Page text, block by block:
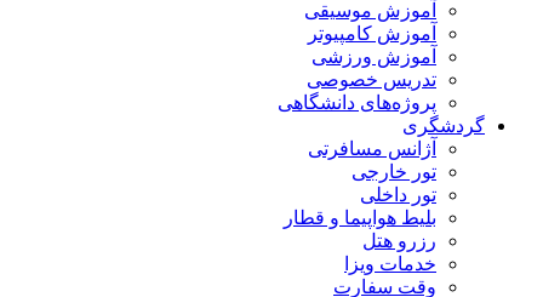
آموزش موسیقی
آموزش کامپیوتر
آموزش ورزشی
تدریس خصوصی
پروژه‌های دانشگاهی
گردشگری
آژانس مسافرتی
تور خارجی
تور داخلی
بلیط هواپیما و قطار
رزرو هتل
خدمات ویزا
وقت سفارت